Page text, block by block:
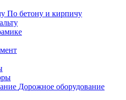
По бетону и кирпичу
Дорожное оборудование